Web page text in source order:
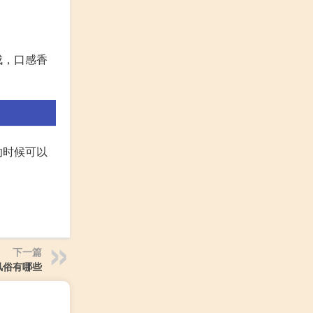
口感香
候可以
下一篇
有哪些